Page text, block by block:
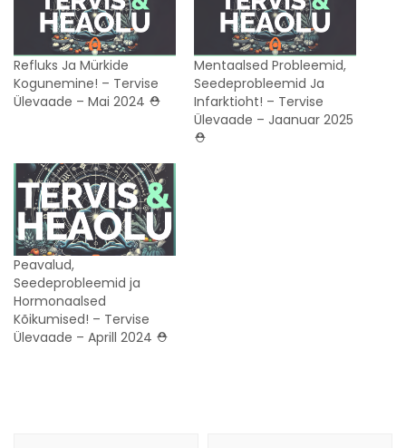
Refluks Ja Mürkide
Kogunemine! – Tervise
Ülevaade – Mai 2024 ⛑️
Mentaalsed Probleemid,
Seedeprobleemid Ja
Infarktioht! – Tervise
Ülevaade – Jaanuar 2025
⛑️
Peavalud,
Seedeprobleemid ja
Hormonaalsed
Kõikumised! – Tervise
Ülevaade – Aprill 2024 ⛑️